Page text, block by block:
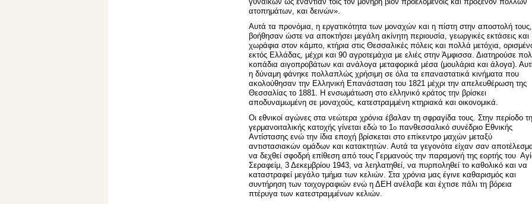
ατοπημάτων, και δεινών».
Αυτά τα προνόμια, η εργατικότητα των μοναχών και η πίστη στην αποστολή τους,
βοήθησαν ώστε να αποκτήσει μεγάλη ακίνητη περιουσία, γεωργικές εκτάσεις και
χωράφια στον κάμπο, κτήρια στις Θεσσαλικές πόλεις και πολλά μετόχια,
εκτός Ελλάδας, μέχρι και 90 αγροτεμάχια με ελιές στην Άμφισσα. Διατηρούσε
κοπάδια αιγοπροβάτων και ανάλογα μεταφορικά μέσα (μουλάρια και άλογα).
η δύναμη φάνηκε πολλαπλώς χρήσιμη σε όλα τα επαναστατικά κινήματα που
ακολούθησαν την Ελληνική Επανάσταση του 1821 μέχρι την απελευθέρωση της
Θεσσαλίας το 1881. Η ενσωμάτωση στο ελληνικό κράτος την βρίσκει
αποδυναμωμένη σε μοναχούς, κατεστραμμένη κτηριακά και οικονομικά.
Οι εθνικοί αγώνες στα νεώτερα χρόνια έβαλαν τη σφραγίδα τους. Στην περίοδο
γερμανοιταλικής κατοχής γίνεται εδώ το 1ο πανθεσσαλικό συνέδριο Εθνικής
Αντίστασης ενώ την ίδια εποχή βρίσκεται στο επίκεντρο μαχών μεταξύ
αντιστασιακών ομάδων και κατακτητών. Αυτά τα γεγονότα είχαν σαν
να δεχθεί σφοδρή επίθεση από τους Γερμανούς την παραμονή της εορτής του
Σεραφείμ, 3 Δεκεμβρίου 1943, να λεηλατηθεί, να πυρποληθεί το καθολικό και να
καταστραφεί μεγάλο τμήμα των κελιών. Στα χρόνια μας έγινε καθαρισμός και
συντήρηση των τοιχογραφιών ενώ η ΔΕΗ ανέλαβε και έχτισε πάλι τη βόρεια
πτέρυγα των κατεστραμμένων κελιών.